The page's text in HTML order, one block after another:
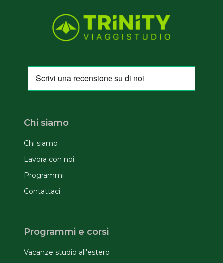
Chi siamo
Chi siamo
Lavora con noi
Programmi
Contattaci
Programmi e corsi
Vacanze studio all'estero